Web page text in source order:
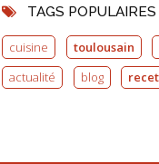
TAGS POPULAIRES
cuisine toulousain
actualité
blog